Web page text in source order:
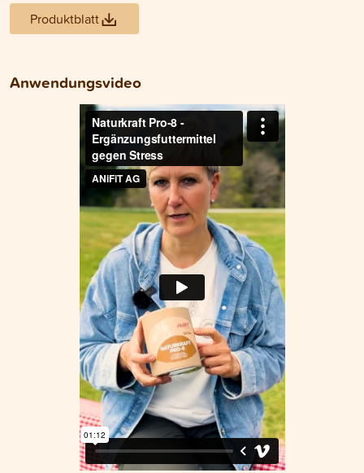
Produktblatt
Anwendungsvideo